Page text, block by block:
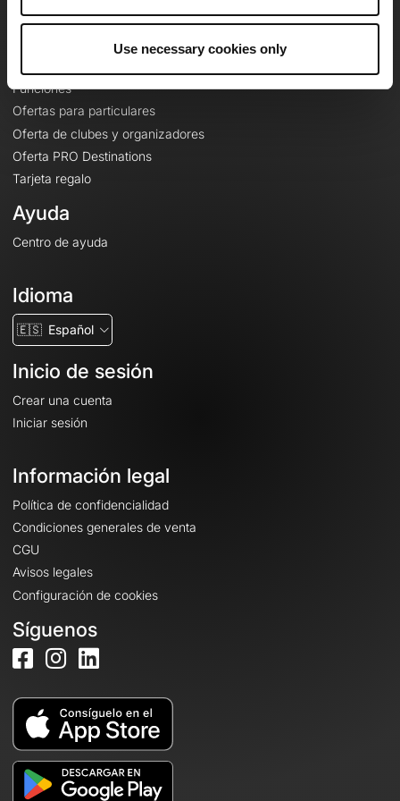
Use necessary cookies only
Funciones
Ofertas para particulares
Oferta de clubes y organizadores
Oferta PRO Destinations
Tarjeta regalo
Ayuda
Centro de ayuda
Idioma
🇪🇸 Español
Inicio de sesión
Crear una cuenta
Iniciar sesión
Información legal
Política de confidencialidad
Condiciones generales de venta
CGU
Avisos legales
Configuración de cookies
Síguenos